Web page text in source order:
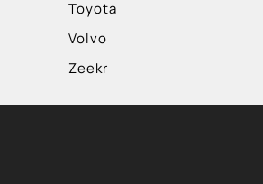
Toyota
Volvo
Zeekr